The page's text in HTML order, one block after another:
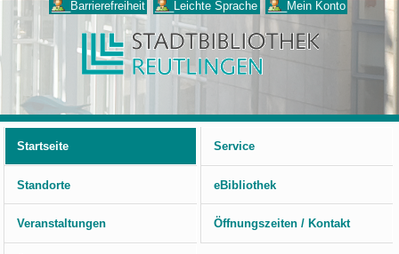
___Barrierefreiheit ___Leichte Sprache ___Mein Konto
Startseite
Service
Standorte eBibliothek
Veranstaltungen Öffnungszeiten / Kontakt